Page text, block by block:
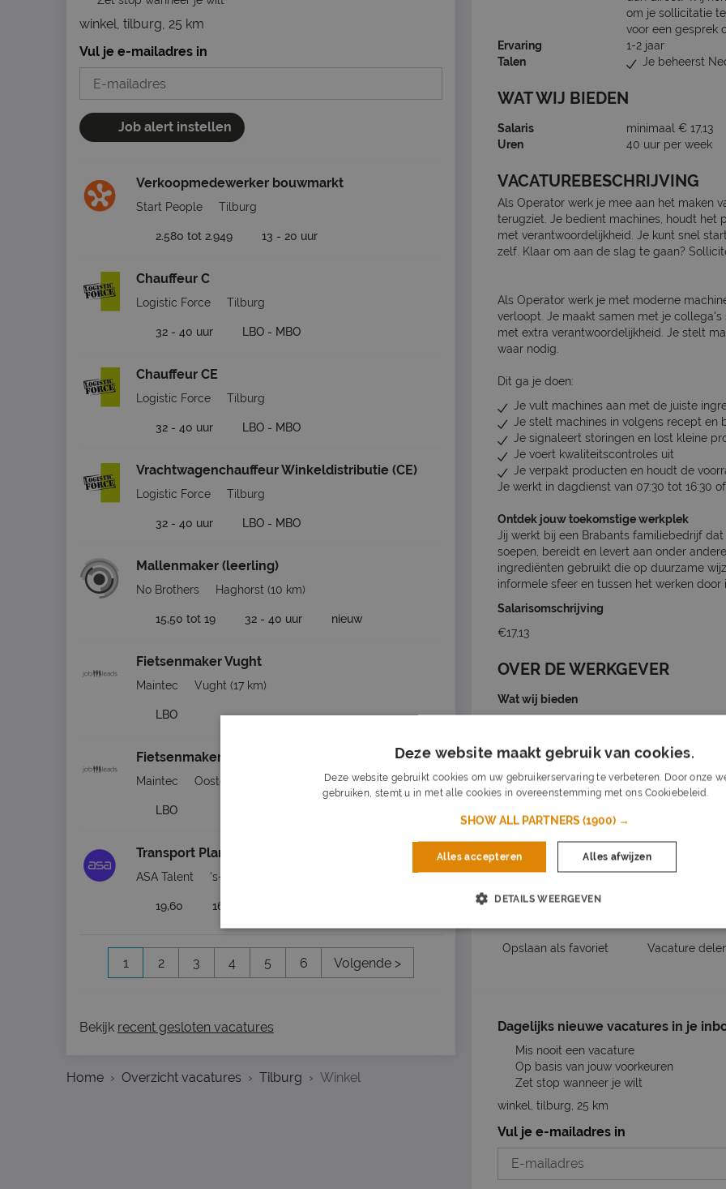
winkel, tilburg, 25 km
Vul je e-mailadres in
Job alert instellen
Verkoopmedewerker bouwmarkt
Start People Tilburg
2.580 tot 2.949 13 - 20 uur
Chauffeur C
Logistic Force Tilburg
32 - 40 uur LBO - MBO
Chauffeur CE
Logistic Force Tilburg
32 - 40 uur LBO - MBO
Vrachtwagenchauffeur Winkeldistributie (CE)
Logistic Force Tilburg
32 - 40 uur LBO - MBO
Mallenmaker (leerling)
No Brothers Haghorst (10 km)
15,50 tot 19 32 - 40 uur nieuw
Fietsenmaker Vught
Maintec Vught (17 km)
LBO
Fietsenmaker Oosterhout
Maintec Oosterhout
LBO
Transport Planner Albert Heijn
ASA Talent 's-Hertogenbosch
19,60 16 - 40 uur
1 2 3 4 5 6 Volgende >
Bekijk recent gesloten vacatures
Home Overzicht vacatures Tilburg Winkel
om je sollicitatie
voor een gesprek
Ervaring
1-2 jaar
Talen
Je beheerst
WAT WIJ BIEDEN
Salaris
minimaal € 17,13
Uren
40 uur per week
VACATUREBESCHRIJVING
Als Operator werk je mee aan het maken
terugziet. Je bedient machines, houdt het
met verantwoordelijkheid. Je kunt snel
zelf. Klaar om aan de slag te gaan?
Als Operator werk je met moderne
verloopt. Je maakt samen met je
met extra verantwoordelijkheid. Je stelt
waar nodig.
Dit ga je doen:
Je vult machines aan met de juiste
Je stelt machines in volgens recept en
Je signaleert storingen en lost kleine
Je voert kwaliteitscontroles uit
Je verpakt producten en houdt de
Je werkt in dagdienst van 07:30 tot 16:30
Ontdek jouw toekomstige werkplek
Jij werkt bij een Brabants familiebedrijf
soepen, bereidt en levert aan onder
ingrediënten gebruikt die op duurzame
informele sfeer en tussen het werken
Salarisomschrijving
€17,13
OVER DE WERKGEVER
Wat wij bieden
Een salaris vanaf €17,13 bruto per uur
25 vakantiedagen en 15 ADV-dagen bij
Mogelijkheden om door te groeien en
Af en toe de lekkerste maaltijden mee
Opslaan als favoriet Vacature
Dagelijks nieuwe vacatures in je
Mis nooit een vacature
Op basis van jouw voorkeuren
Zet stop wanneer je wilt
winkel, tilburg, 25 km
Vul je e-mailadres in
Deze website maakt gebruik van cookies.
Deze website gebruikt cookies om uw gebruikerservaring te verbeteren. Door onze
gebruiken, stemt u in met alle cookies in overeenstemming met ons Cookiebeleid.
SHOW ALL PARTNERS (1900) →
Alles accepteren Alles afwijzen
DETAILS WEERGEVEN